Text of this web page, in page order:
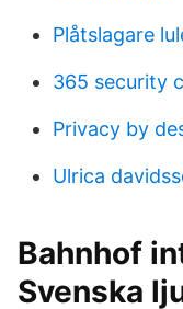
Plåtslagare
365 security
Privacy by
Ulrica
Bahnhof
Svenska